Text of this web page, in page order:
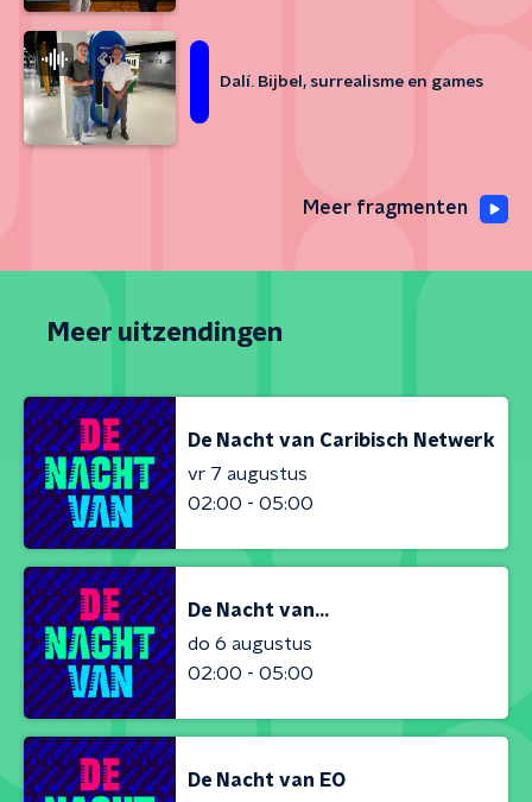
Dalí. Bijbel, surrealisme en games
Meer fragmenten
Meer uitzendingen
De Nacht van Caribisch Netwerk
vr 7 augustus
02:00 - 05:00
De Nacht van...
do 6 augustus
02:00 - 05:00
De Nacht van EO